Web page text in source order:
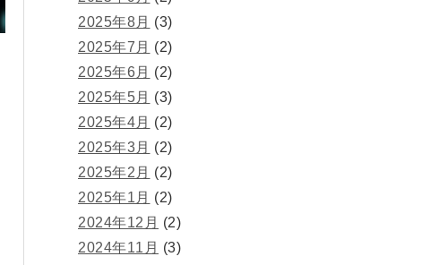
2025年8月 (3)
2025年7月 (2)
2025年6月 (2)
2025年5月 (3)
2025年4月 (2)
2025年3月 (2)
2025年2月 (2)
2025年1月 (2)
2024年12月 (2)
2024年11月 (3)